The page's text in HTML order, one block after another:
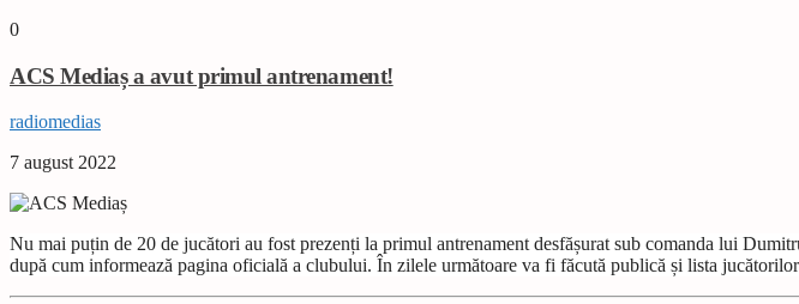
0
ACS Mediaș a avut primul antrenament!
radiomedias
7 august 2022
Nu mai puțin de 20 de jucători au fost prezenți la primul antrenament desfășurat sub comanda lui
după cum informează pagina oficială a clubului. În zilele următoare va fi făcută publică și lista